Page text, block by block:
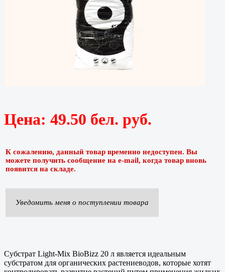
Цена: 49.50 бел. руб.
К сожалению, данный товар временно недоступен. Вы
можете получить сообщение на e-mail, когда товар вновь
появится на складе.
Уведомить меня о поступлении товара
Субстрат Light-Mix BioBizz 20 л является идеальным
субстратом для органических растениеводов, которые хотят